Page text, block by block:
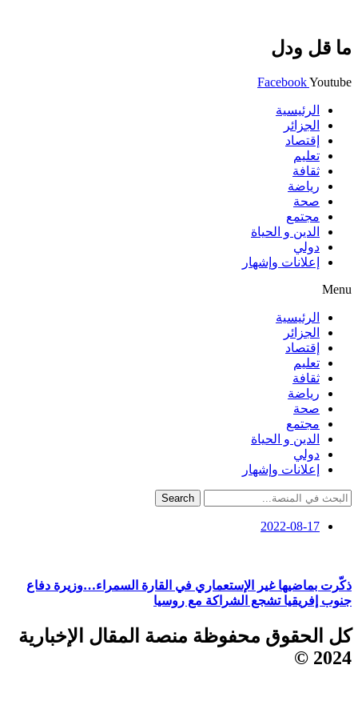
ما قل ودل
FacebookYoutube
الرئيسية
الجزائر
إقتصاد
تعليم
ثقافة
رياضة
صحة
مجتمع
الدين و الحياة
دولي
إعلانات وإشهار
Menu
الرئيسية
الجزائر
إقتصاد
تعليم
ثقافة
رياضة
صحة
مجتمع
الدين و الحياة
دولي
إعلانات وإشهار
Search
2022-08-17
ذكّرت بماضيها غير الإستعماري في القارة السمراء…وزيرة دفاع
جنوب إفريقيا تشجع الشراكة مع روسيا
كل الحقوق محفوظة منصة المقال الإخبارية
2024 ©